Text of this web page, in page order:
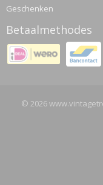
Geschenken
Betaalmethodes
© 2026